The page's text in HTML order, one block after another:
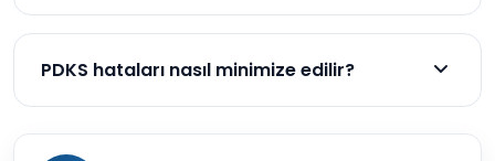
Evet, eğitim ve doğru entegrasyon yapılmazsa
PDKS hataları nasıl minimize edilir?